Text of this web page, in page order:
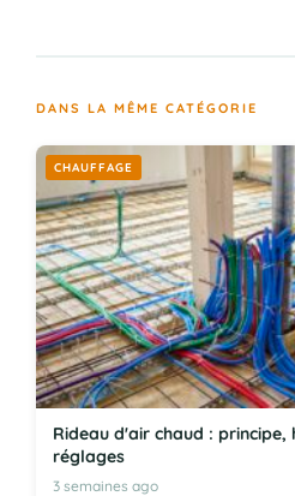
DANS LA MÊME CATÉGORIE
CHAUFFAGE
Rideau d'air chaud :
réglages
3 semaines ago